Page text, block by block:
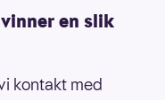
en slik
kontakt med